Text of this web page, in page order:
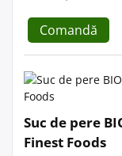
Comandă
Suc de pere
Finest Foods